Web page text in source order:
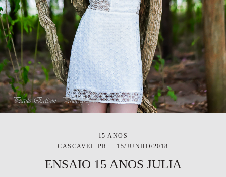
15 ANOS
CASCAVEL-PR
15/JUNHO/2018
ENSAIO 15 ANOS JULIA